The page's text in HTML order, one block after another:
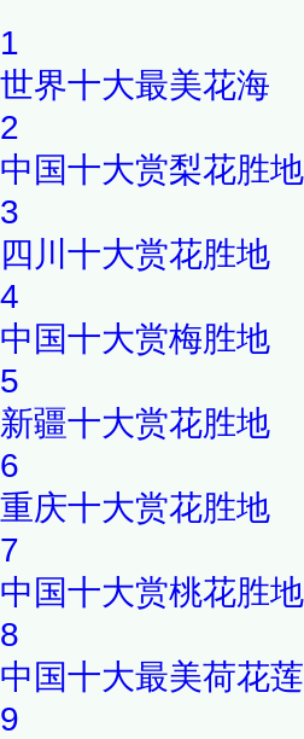
1
世界十大最美花海
2
中国十大赏梨花胜地
3
四川十大赏花胜地
4
中国十大赏梅胜地
5
新疆十大赏花胜地
6
重庆十大赏花胜地
7
中国十大赏桃花胜地
8
中国十大最美荷花
9